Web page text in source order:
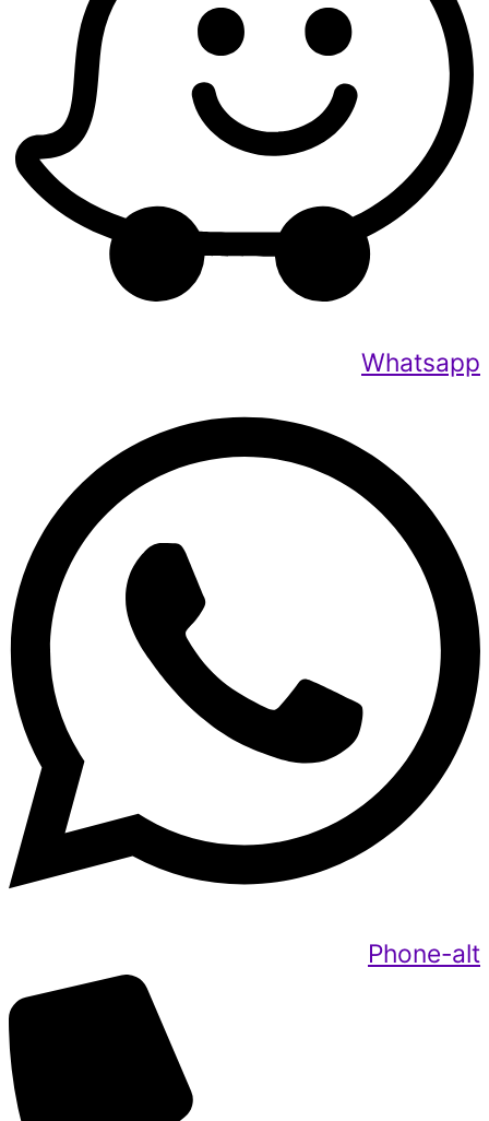
Whatsapp
Phone-alt